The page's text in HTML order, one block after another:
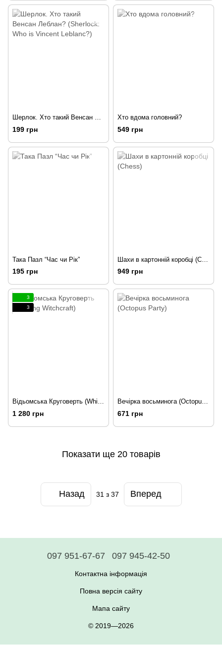
199 грн
Хто вдома головний?
549 грн
Така Пазл “Час чи Рік”
195 грн 949 грн
3
3
Відьомська Круговерть (Whirling Witchcraft)
1 280 грн
Вечірка восьминога (Octopus Party)
671 грн
Показати ще 20 товарів
Назад 31 з 37 Вперед
097 951-67-67 097 945-42-50
Контактна інформація
Повна версія сайту
Мапа сайту
© 2019—2026